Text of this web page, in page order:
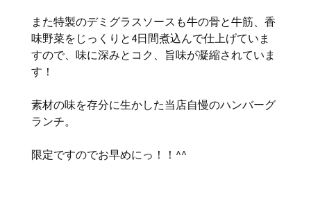
また特製のデミグラスソースも牛の骨と牛筋、香
味野菜をじっくりと4日間煮込んで仕上げていま
すので、味に深みとコク、旨味が凝縮されていま
す！
素材の味を存分に生かした当店自慢のハンバーグ
ランチ。
限定ですのでお早めにっ！！^^